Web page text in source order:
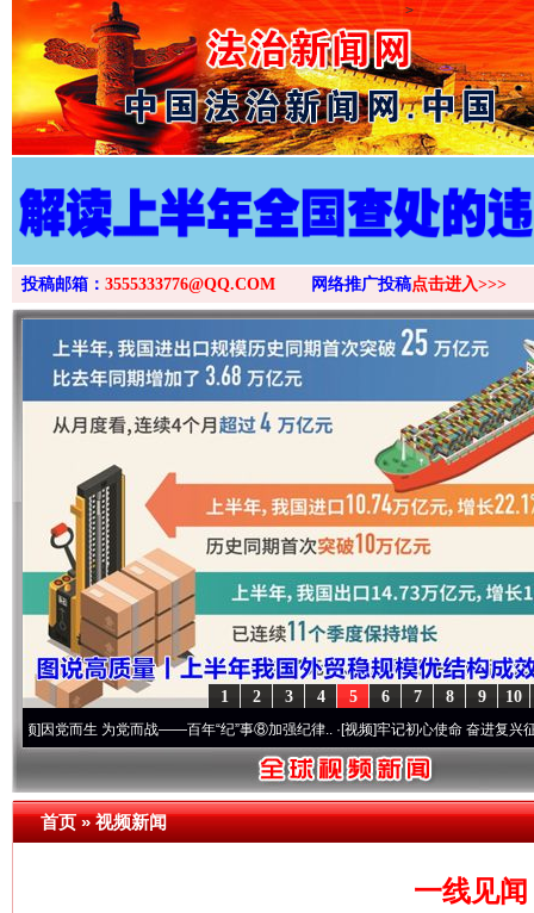
>
投稿邮箱： 3555333776@QQ.COM 网络推广投稿点击进入>>>
10
9
8
7
6
5
4
3
2
1
生 为党而战——百年“纪”事⑧加强纪律..·[视频]牢记初心使命 奋进复兴征程丨“转折
首页»视频新闻
一线见